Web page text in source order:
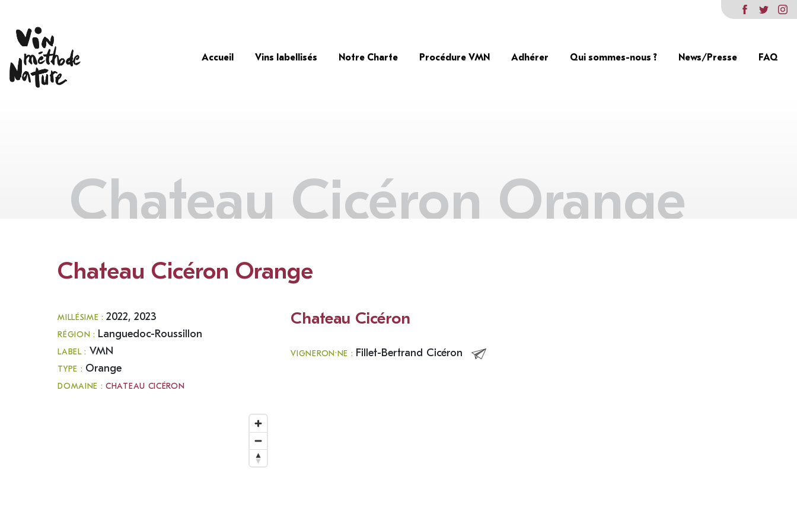
Accueil Vins labellisés Notre Charte Procédure VMN Adhérer Qui sommes-nous ? News/Presse FAQ
Chateau Cicéron Orange
Chateau Cicéron Orange
MILLÉSIME :2022, 2023
RÉGION : Languedoc-Roussillon
LABEL : VMN
TYPE : Orange
DOMAINE :CHATEAU CICÉRON
Chateau Cicéron
VIGNERON·NE : Fillet-Bertrand Cicéron